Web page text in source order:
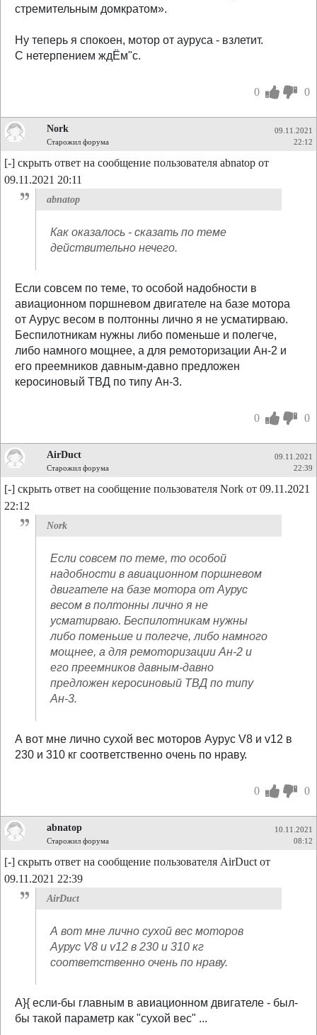
стремительным домкратом».
Ну теперь я спокоен, мотор от ауруса - взлетит.
С нетерпением ждЁм"с.
0 0
Nork
Старожил форума
09.11.2021
22:12
[-] скрыть ответ на сообщение пользователя abnatop от
09.11.2021 20:11
abnatop
Как оказалось - сказать по теме
действительно нечего.
Если совсем по теме, то особой надобности в
авиационном поршневом двигателе на базе мотора
от Аурус весом в полтонны лично я не усматирваю.
Беспилотникам нужны либо поменьше и полегче,
либо намного мощнее, а для ремоторизации Ан-2 и
его преемников давным-давно предложен
керосиновый ТВД по типу Ан-3.
0 0
AirDuct
Старожил форума
09.11.2021
22:39
[-] скрыть ответ на сообщение пользователя Nork от 09.11.2021
22:12
Nork
Если совсем по теме, то особой
надобности в авиационном поршневом
двигателе на базе мотора от Аурус
весом в полтонны лично я не
усматирваю. Беспилотникам нужны
либо поменьше и полегче, либо намного
мощнее, а для ремоторизации Ан-2 и
его преемников давным-давно
предложен керосиновый ТВД по типу
Ан-3.
А вот мне лично сухой вес моторов Аурус V8 и v12 в
230 и 310 кг соответственно очень по нраву.
0 0
abnatop
Старожил форума
10.11.2021
08:12
[-] скрыть ответ на сообщение пользователя AirDuct от
09.11.2021 22:39
AirDuct
А вот мне лично сухой вес моторов
Аурус V8 и v12 в 230 и 310 кг
соответственно очень по нраву.
А}{ если-бы главным в авиационном двигателе - был-
бы такой параметр как "сухой вес" ...